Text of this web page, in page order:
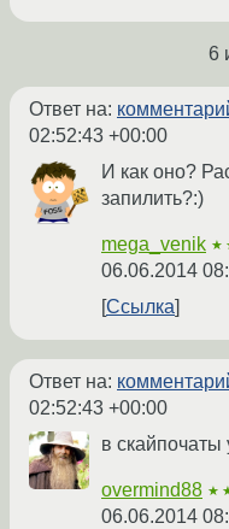
6
Ответ на:
02:52:43 +00:00
И как оно?
запилить?:)
mega_venik
06.06.2014
Ссылка
Ответ на:
02:52:43 +00:00
в
overmind88
06.06.2014